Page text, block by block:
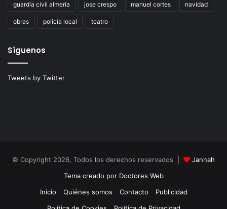
guardia civil almeria jose crespo manuel cortes navidad
obras policía local teatro
Síguenos
Tweets by Twitter
© Copyright 2026, Todos los derechos reservados |
Jannah
Tema creado por Doctores Web
Inicio
Quiénes somos Contacto
Publicidad